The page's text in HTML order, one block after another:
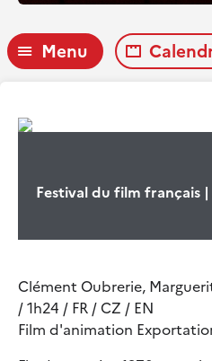
Menu
Festival du film français
Clément Oubrerie,
/ 1h24 / FR / CZ / EN
Film d'animation